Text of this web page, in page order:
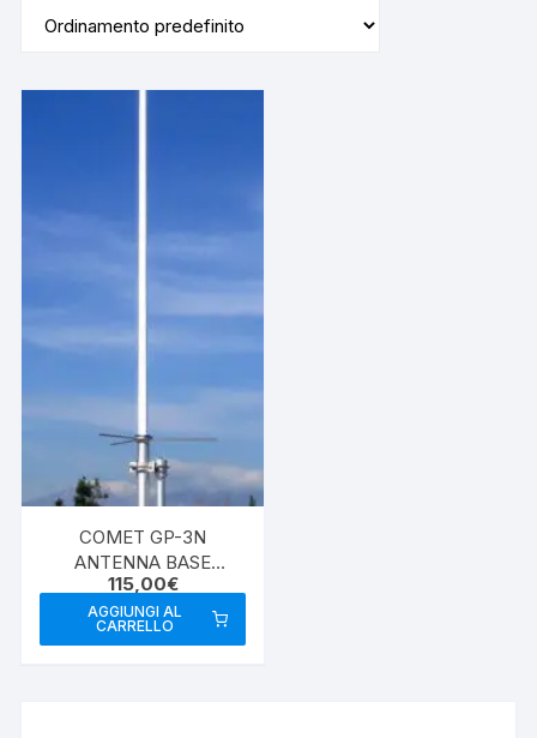
COMET GP-3N
ANTENNA BASE
VHF/UHF
115,00€
AGGIUNGI AL
CARRELLO